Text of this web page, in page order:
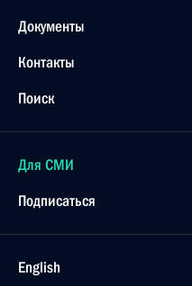
Документы
Контакты
Поиск
Для СМИ
Подписаться
English